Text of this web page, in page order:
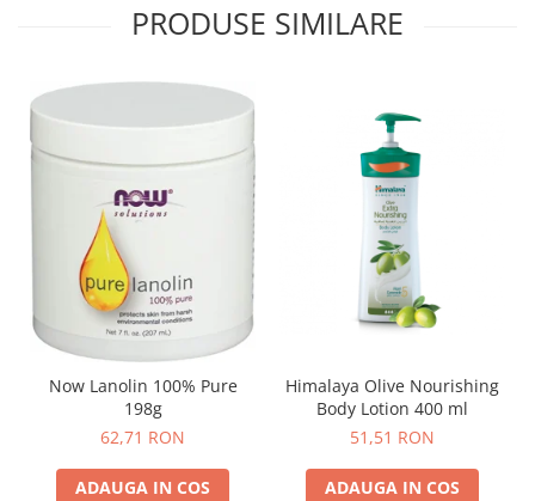
PRODUSE SIMILARE
Now Lanolin 100% Pure
198g
62,71 RON
ADAUGA IN COS
Himalaya Olive Nourishing
Body Lotion 400 ml
51,51 RON
ADAUGA IN COS